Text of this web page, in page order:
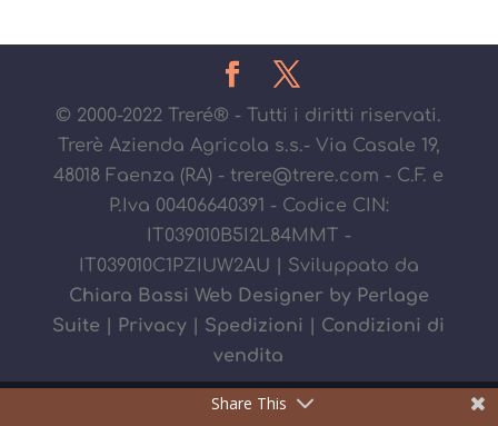
© 2000-2022 Treré® - Tutti i diritti riservati.
Trerè Azienda Agricola s.s.- Via Casale 19,
48018 Faenza (RA) - trere@trere.com - C.F. e
P.Iva 00406640391 - Codice CIN:
IT039010B5I2L84MMT -
IT039010C1PZIUW2AU | Sviluppato da
Chiara Bassi Web Designer by Perlage
Suite
Privacy Spedizioni
Condizioni di
vendita
Share This